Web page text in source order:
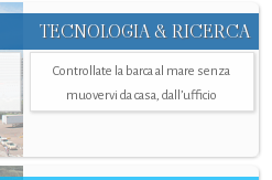
TECNOLOGIA & RICERCA
Controllate la barca al mare senza
muovervi da casa, dall’ufficio